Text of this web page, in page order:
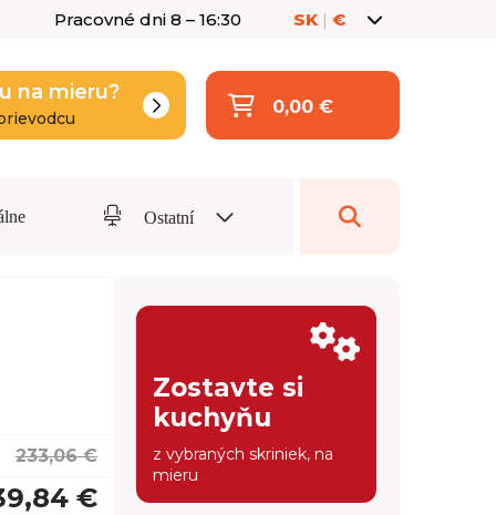
Pracovné dni 8 – 16:30 SK | €
na mieru?
0,00 €
Ostatní
233,06 €
€
Zostavte si
kuchyňu
z vybraných skriniek, na
mieru